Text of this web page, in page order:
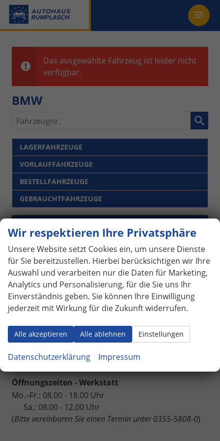
Das ausgewählte Fahrzeug ist leider nicht
verfügbar.
BMW
Fahrzeugnr.
LAGERFAHRZEUGE
VORLAUFFAHRZEUGE
BESTELLFAHRZEUGE
GEBRAUCHTFAHRZEUGE
Autohaus Rumplasch GbR
Tel.: +49 (0)355 5808-0
Fax: +49 (0)355 5808-109
autohaus-rumplasch@t-online.de
Am Telering 4,03051 Cottbus OT Gallinchen
Öffnungszeiten - Verkauf
Mo.–Fr.: 10.00 - 19.00 Uhr
Öffnungszeiten - Werkstatt
Mo.–Fr.: 08.00 - 18.00 Uhr
Sa.: 08.00 - 12.00 Uhr
(Bitte vereinbaren Sie einen Termin unter 0355-5808-0)
Wir respektieren Ihre Privatsphäre
Unsere Website setzt Cookies ein, um unsere Dienste
für Sie bereitzustellen. Hierbei berücksichtigen wir Ihre
Auswahl und verarbeiten nur die Daten für Marketing,
Analytics und Personalisierung, für die Sie uns Ihr
Einverständnis geben. Sie können Ihre Einwilligung
jederzeit mit Wirkung für die Zukunft widerrufen.
Alle akzeptieren Alle ablehnen Einstellungen
Datenschutzerklärung Impressum